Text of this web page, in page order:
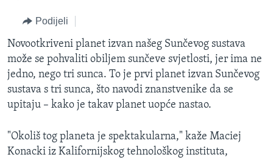
navigaciju
Idi
na
pretragu
FOTOGRAFIJE DANA
VIJESTI
SJEDINJENE AMERIČKE DRŽAVE
BOSNA I HERCEGOVINA
SVIJET
NAUKA I TEHNOLOGIJA
SPECIJALNI PROJEKTI
KORUPCIJA
SLOBODA MEDIJA
ŽENSKA STRANA
Podijeli
Novootkriveni planet izvan našeg Sunčevog sustava
može se pohvaliti obiljem sunčeve svjetlosti, jer ima ne
jedno, nego tri sunca. To je prvi planet izvan Sunčevog
sustava s tri sunca, što navodi znanstvenike da se
upitaju – kako je takav planet uopće nastao.
"Okoliš tog planeta je spektakularna," kaže Maciej
Konacki iz Kalifornijskog tehnološkog instituta,